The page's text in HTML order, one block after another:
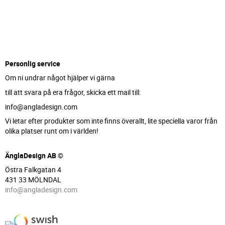
Personlig service
Om ni undrar något hjälper vi gärna
till att svara på era frågor, skicka ett mail till:
info@angladesign.com
Vi letar efter produkter som inte finns överallt, lite speciella varor från
olika platser runt om i världen!
ÄnglaDesign AB ©
Östra Falkgatan 4
431 33 MÖLNDAL
info@angladesign.com